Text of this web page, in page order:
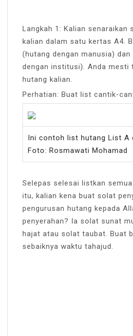
Langkah 1: Kalian senaraikan
kalian dalam satu kertas A4.
(hutang dengan manusia)
dengan institusi). Anda mesti
hutang kalian.
Perhatian: Buat list cantik-
Ini contoh list hutang List A
Foto: Rosmawati Mohamad
Selepas selesai listkan
itu, kalian kena buat solat
pengurusan hutang kepada
penyerahan? Ia solat sunat
hajat atau solat taubat. Buat
sebaiknya waktu tahajud.